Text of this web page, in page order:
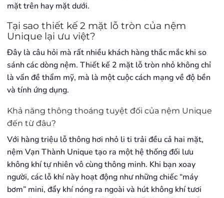
mặt trên hay mặt dưới.
Tại sao thiết kế 2 mặt lỗ tròn của nệm
Unique lại ưu việt?
Đây là câu hỏi mà rất nhiều khách hàng thắc mắc khi so
sánh các dòng nệm. Thiết kế 2 mặt lỗ tròn nhỏ không chỉ
là vấn đề thẩm mỹ, mà là một cuộc cách mạng về độ bền
và tính ứng dụng.
Khả năng thông thoáng tuyệt đối của nệm Unique
đến từ đâu?
Với hàng triệu lỗ thông hơi nhỏ li ti trải đều cả hai mặt,
nệm Vạn Thành Unique tạo ra một hệ thống đối lưu
không khí tự nhiên vô cùng thông minh. Khi bạn xoay
người, các lỗ khí này hoạt động như những chiếc “máy
bơm” mini, đẩy khí nóng ra ngoài và hút không khí tươi